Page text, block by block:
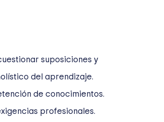
suposiciones y
del aprendizaje.
de conocimientos.
profesionales.